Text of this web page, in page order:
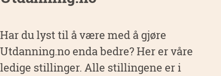
Har du lyst til å være med å gjøre
Utdanning.no enda bedre? Her er våre
ledige stillinger. Alle stillingene er i